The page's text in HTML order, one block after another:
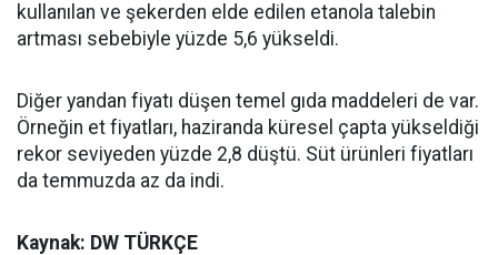
kullanılan ve şekerden elde edilen etanola talebin
artması sebebiyle yüzde 5,6 yükseldi.
Diğer yandan fiyatı düşen temel gıda maddeleri de var.
Örneğin et fiyatları, haziranda küresel çapta yükseldiği
rekor seviyeden yüzde 2,8 düştü. Süt ürünleri fiyatları
da temmuzda az da indi.
Kaynak: DW TÜRKÇE